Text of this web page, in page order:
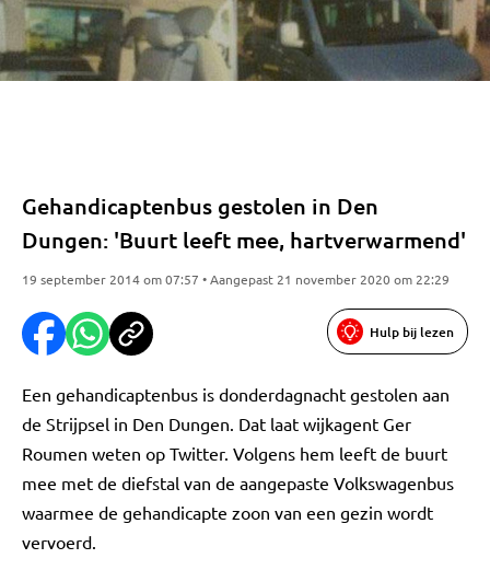
Gehandicaptenbus gestolen in Den
Dungen: 'Buurt leeft mee, hartverwarmend'
19 september 2014 om 07:57 • Aangepast 21 november 2020 om 22:29
Hulp bij lezen
Een gehandicaptenbus is donderdagnacht gestolen aan
de Strijpsel in Den Dungen. Dat laat wijkagent Ger
Roumen weten op Twitter. Volgens hem leeft de buurt
mee met de diefstal van de aangepaste Volkswagenbus
waarmee de gehandicapte zoon van een gezin wordt
vervoerd.